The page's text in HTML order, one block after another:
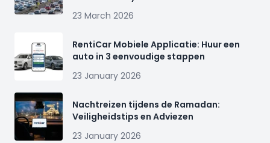
23 March 2026
RentiCar Mobiele Applicatie: Huur een
auto in 3 eenvoudige stappen
23 January 2026
Nachtreizen tijdens de Ramadan:
Veiligheidstips en Adviezen
23 January 2026